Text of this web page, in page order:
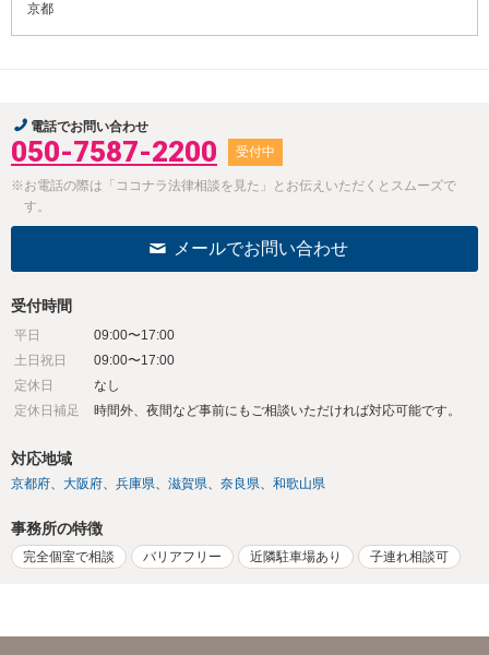
京都
電話でお問い合わせ
050-7587-2200 受付中
※お電話の際は「ココナラ法律相談を見た」とお伝えいただくとスムーズで
す。
メールでお問い合わせ
受付時間
平日
09:00〜17:00
土日祝日
09:00〜17:00
定休日
なし
定休日補足
時間外、夜間など事前にもご相談いただければ対応可能です。
対応地域
京都府 大阪府 兵庫県 滋賀県 奈良県 和歌山県
事務所の特徴
完全個室で相談 バリアフリー 近隣駐車場あり 子連れ相談可